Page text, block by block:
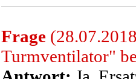
Frage
Turmventilator"